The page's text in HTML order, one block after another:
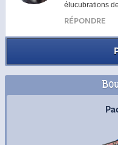
élucubrations
RÉPONDRE